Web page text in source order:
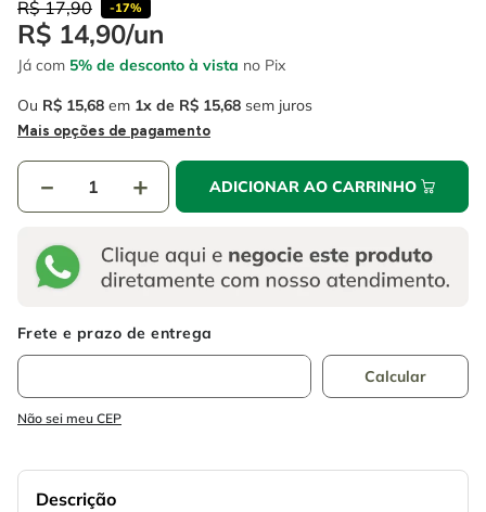
R$ 17,90 -17%
R$ 14,90/un
Já com 5% de desconto à vista no Pix
Ou R$ 15,68 em 1 R$ 15,68 sem juros
Mais opções de pagamento
＋
－ ADICIONAR AO CARRINHO
Não sei meu CEP
Descrição
6º fio
8 º cabo flexivel
9º chave impacto
disco corte
º escada
º serra circular
º serra copo
º chave impacto
disco corte